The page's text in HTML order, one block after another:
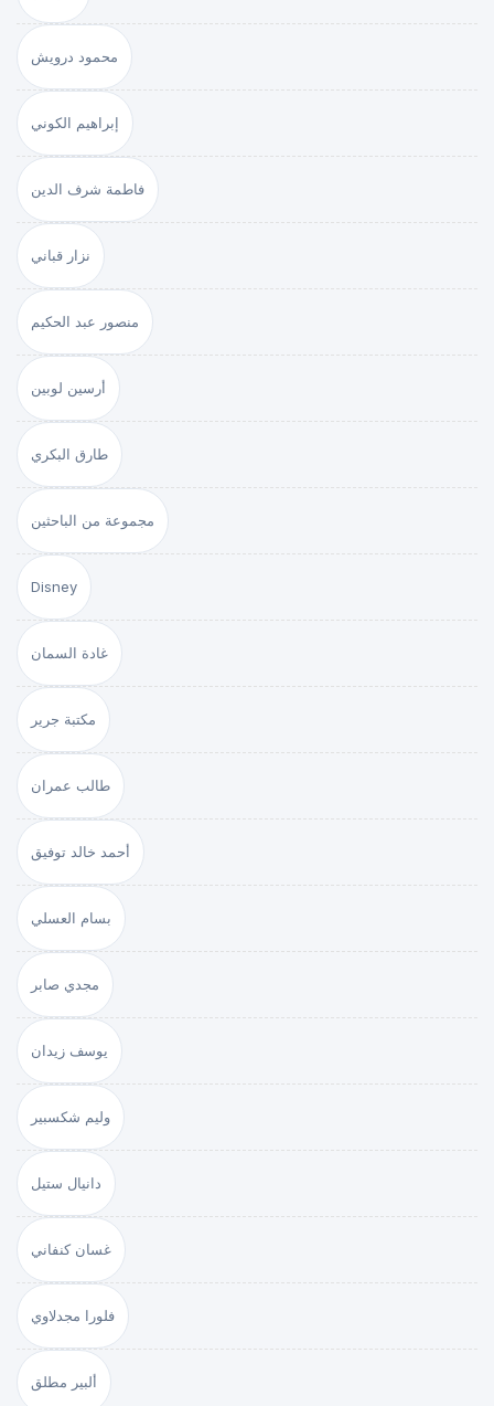
محمود درويش
إبراهيم الكوني
فاطمة شرف الدين
نزار قباني
منصور عبد الحكيم
أرسين لوبين
طارق البكري
مجموعة من الباحثين
Disney
غادة السمان
مكتبة جرير
طالب عمران
أحمد خالد توفيق
بسام العسلي
مجدي صابر
يوسف زيدان
وليم شكسبير
دانيال ستيل
غسان كنفاني
فلورا مجدلاوي
ألبير مطلق